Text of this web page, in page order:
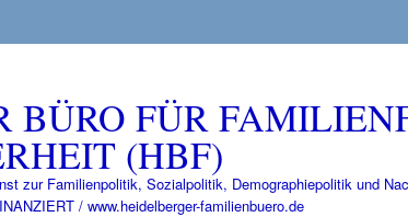
BÜRO FÜR
(HBF)
zur Familienpolitik, Sozialpolitik, Demographiepolitik und
/ www.heidelberger-familienbuero.de